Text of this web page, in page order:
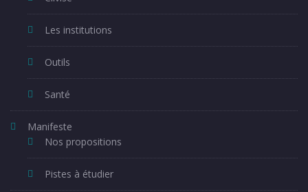
Les institutions
Outils
Santé
Manifeste
Nos propositions
Pistes à étudier